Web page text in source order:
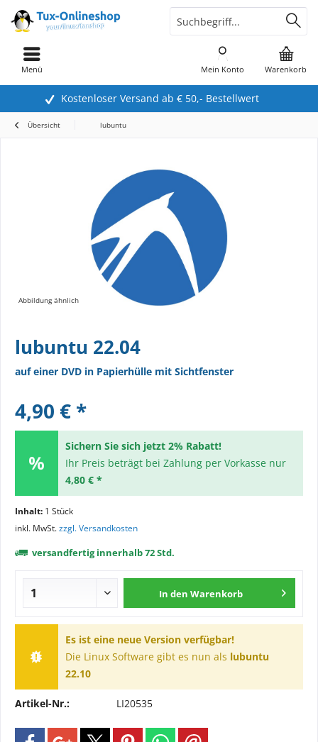
Kostenloser Versand ab € 50,- Bestellwert
Warenkorb
Mein Konto
Menü
Übersicht lubuntu
Abbildung ähnlich
lubuntu 22.04
auf einer DVD in Papierhülle mit Sichtfenster
4,90 € *
Sichern Sie sich jetzt 2% Rabatt!
Ihr Preis beträgt bei Zahlung per Vorkasse nur
4,80 € *
Inhalt: 1 Stück
inkl. MwSt.zzgl. Versandkosten
versandfertig innerhalb 72 Std.
In den Warenkorb
Es ist eine neue Version verfügbar!
Die Linux Software gibt es nun als lubuntu
22.10
Artikel-Nr.: LI20535